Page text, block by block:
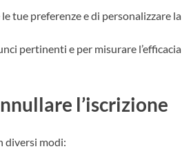
tue preferenze e di personalizzare la
pertinenti e per misurare l’efficacia
l’iscrizione
diversi modi: